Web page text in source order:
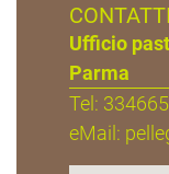
Ufficio
Parma
Tel:
eMail: